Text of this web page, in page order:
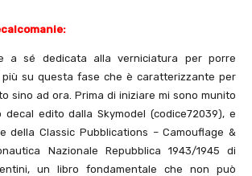
a sé dedicata alla verniciatura per porre
più su questa fase che è caratterizzante per
sino ad ora. Prima di iniziare mi sono munito
edito dalla Skymodel (codice72039), e
della Classic Pubblications – Camouflage &
Nazionale Repubblica 1943/1945 di
un libro fondamentale che non può